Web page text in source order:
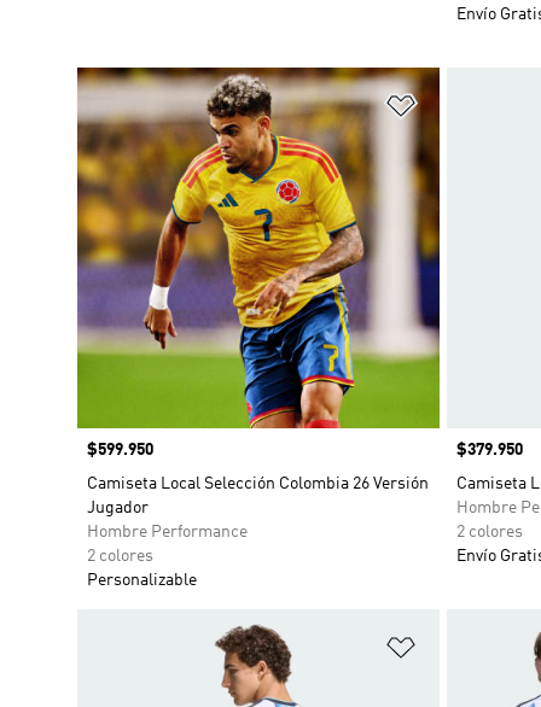
Envío
Añadir a la
Precio
$599.950
Camiseta Local Selección Colombia 26 Versión
Jugador
Hombre Performance
2 colores
Personalizable
Precio
$379.950
Camiseta
Hombre
2 colores
Envío
Añadir a la